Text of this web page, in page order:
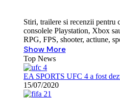
Stiri, trailere si recenzii pentru
consolele Playstation, Xbox
RPG, FPS, shooter, actiune,
Show More
Top News
EA SPORTS UFC 4 a fost
15/07/2020